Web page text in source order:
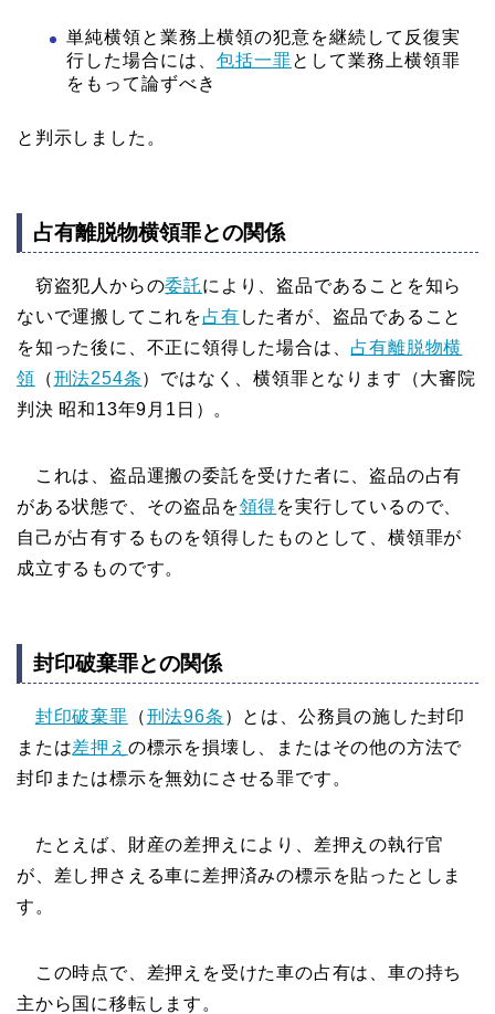
単純横領と業務上横領の犯意を継続して反復実
行した場合には、 包括一罪として業務上横領罪
をもって論ずべき
と判示しました。
占有離脱物横領罪との関係
窃盗犯人からの委託により、盗品であることを知ら
ないで運搬してこれを占有 した者が、盗品であること
を知った後に、不正に領得した場合は、 占有離脱物横
領 （刑法254条）ではなく、横領罪となります（大審院
判決 昭和13年9月1日）。
これは、盗品運搬の委託を受けた者に、盗品の占有
がある状態で、その盗品を領得を実行しているので、
自己が占有するものを領得したものとして、横領罪が
成立するものです。
封印破棄罪との関係
封印破棄罪 （刑法96条 ）とは、公務員の施した封印
または差押え の標示を損壊し、またはその他の方法で
封印または標示を無効にさせる罪です。
たとえば、財産の差押えにより、差押えの執行官
が、差し押さえる車に差押済みの標示を貼ったとしま
す。
この時点で、差押えを受けた車の占有は、車の持ち
主から国に移転します。